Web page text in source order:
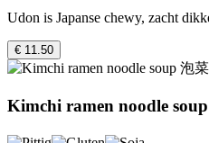
Udon is Japanse chewy, zacht
€ 11.50
Kimchi ramen noodle